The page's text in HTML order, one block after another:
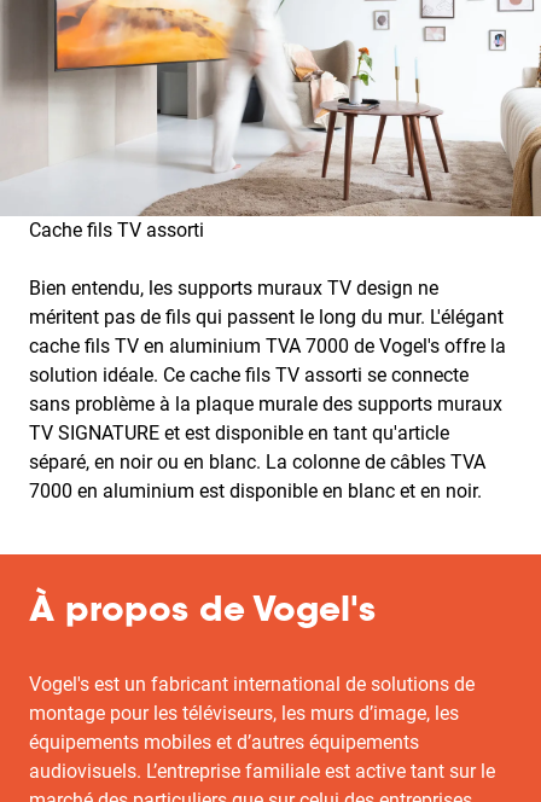
Cache fils TV assorti
Bien entendu, les supports muraux TV design ne
méritent pas de fils qui passent le long du mur. L'élégant
cache fils TV en aluminium TVA 7000 de Vogel's offre la
solution idéale. Ce cache fils TV assorti se connecte
sans problème à la plaque murale des supports muraux
TV SIGNATURE et est disponible en tant qu'article
séparé, en noir ou en blanc. La colonne de câbles TVA
7000 en aluminium est disponible en blanc et en noir.
À propos de Vogel's
Vogel's est un fabricant international de solutions de
montage pour les téléviseurs, les murs d’image, les
équipements mobiles et d’autres équipements
audiovisuels. L’entreprise familiale est active tant sur le